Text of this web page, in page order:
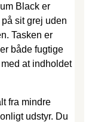
Black er
sit grej uden
Tasken er
både fugtige
at indholdet
fra mindre
udstyr. Du